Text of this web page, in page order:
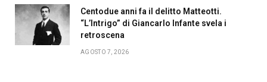
Centodue anni fa il delitto Matteotti.
“L’Intrigo” di Giancarlo Infante svela i
retroscena
AGOSTO 7, 2026